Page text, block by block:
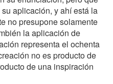
aplicación, y ahí está la
no presupone solamente
la aplicación de
representa el ochenta
no es producto de
de una inspiración